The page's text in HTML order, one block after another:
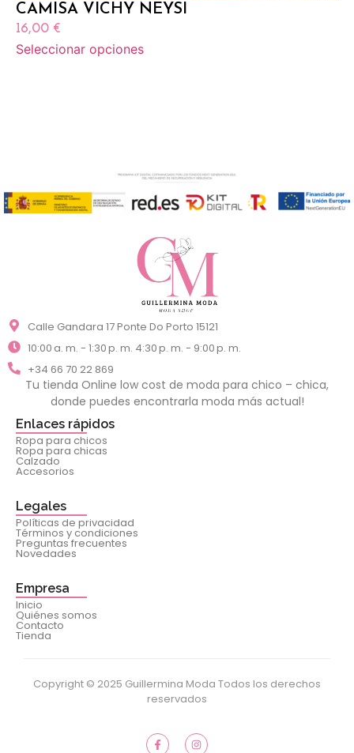
CAMISA VICHY NEYSI
16,00 €
Seleccionar opciones
Calle Gandara 17 Ponte Do Porto 15121
10:00 a. m. - 1:30 p. m. 4:30 p. m. - 9:00 p. m.
+34 66 70 22 869
Tu tienda Online low cost de moda para chico – chica,
donde puedes encontrarla moda más actual!
Enlaces rápidos
Ropa para chicos
Ropa para chicas
Calzado
Accesorios
Legales
Políticas de privacidad
Términos y condiciones
Preguntas frecuentes
Novedades
Empresa
Inicio
Quiénes somos
Contacto
Tienda
Copyright © 2025 Guillermina Moda Todos los derechos
reservados